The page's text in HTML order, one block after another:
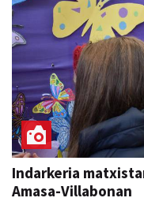
Indarkeria
Amasa-Villabonan